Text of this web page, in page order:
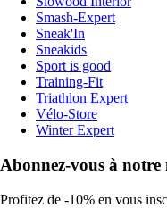
Smash-Expert
Sneak'In
Sneakids
Sport is good
Training-Fit
Triathlon Expert
Vélo-Store
Winter Expert
Abonnez-vous à notre
Profitez de -10% en vous